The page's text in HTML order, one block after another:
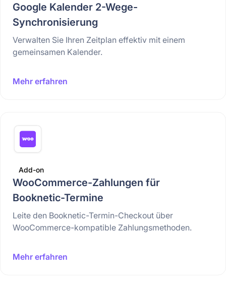
Google Kalender 2-Wege-
Synchronisierung
Verwalten Sie Ihren Zeitplan effektiv mit einem
gemeinsamen Kalender.
Mehr erfahren
Add-on
WooCommerce-Zahlungen für
Booknetic-Termine
Leite den Booknetic-Termin-Checkout über
WooCommerce-kompatible Zahlungsmethoden.
Mehr erfahren